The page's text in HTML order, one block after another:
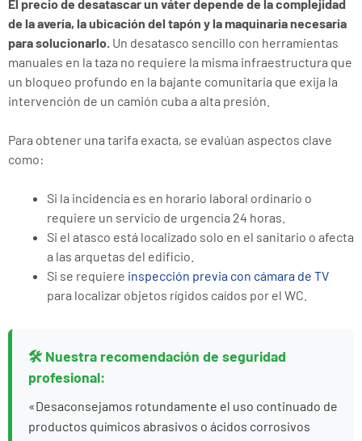
El precio de desatascar un váter depende de la complejidad
de la avería, la ubicación del tapón y la maquinaria necesaria
para solucionarlo. Un desatasco sencillo con herramientas
manuales en la taza no requiere la misma infraestructura que
un bloqueo profundo en la bajante comunitaria que exija la
intervención de un camión cuba a alta presión.
Para obtener una tarifa exacta, se evalúan aspectos clave
como:
Si la incidencia es en horario laboral ordinario o
requiere un servicio de urgencia 24 horas.
Si el atasco está localizado solo en el sanitario o afecta
a las arquetas del edificio.
Si se requiere inspección previa con cámara de TV
para localizar objetos rígidos caídos por el WC.
🛠️ Nuestra recomendación de seguridad
profesional:
«Desaconsejamos rotundamente el uso continuado de
productos químicos abrasivos o ácidos corrosivos